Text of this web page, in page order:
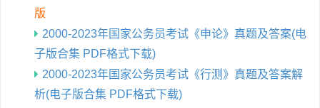
版
2000-2023年国家公务员考试《申论》真题及答案(电
子版合集 PDF格式下载)
2000-2023年国家公务员考试《行测》真题及答案解
析(电子版合集 PDF格式下载)